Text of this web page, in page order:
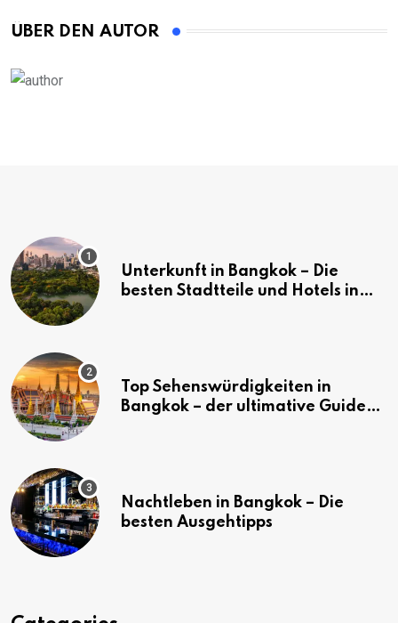
ÜBER DEN AUTOR
Unterkunft in Bangkok – Die
besten Stadtteile und Hotels in
Top Sehenswürdigkeiten in
Bangkok – der ultimative Guide
Nachtleben in Bangkok – Die
besten Ausgehtipps